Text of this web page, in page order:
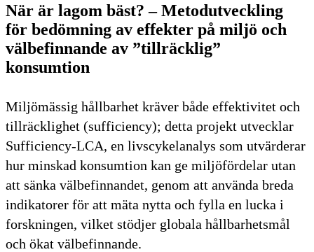
När är lagom bäst? – Metodutveckling
för bedömning av effekter på miljö och
välbefinnande av ”tillräcklig”
konsumtion
Miljömässig hållbarhet kräver både effektivitet och
tillräcklighet (sufficiency); detta projekt utvecklar
Sufficiency-LCA, en livscykelanalys som utvärderar
hur minskad konsumtion kan ge miljöfördelar utan
att sänka välbefinnandet, genom att använda breda
indikatorer för att mäta nytta och fylla en lucka i
forskningen, vilket stödjer globala hållbarhetsmål
och ökat välbefinnande.